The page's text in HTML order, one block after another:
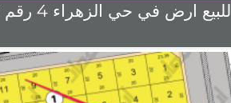
للبيع ارض في حي الزهراء 4 رقم 33 المساحة 474.94م شارع 30 × 6 × مرفق السعر 1300 للمتر